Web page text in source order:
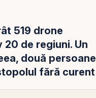
519 drone
de regiuni. Un
două persoane
fără curent